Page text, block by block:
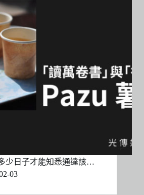
少日子才能知悉通達該…
03